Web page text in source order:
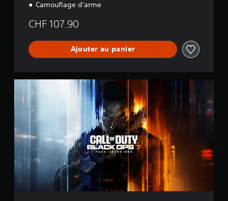
Camouflage d'arme
CHF 107.90
Ajouter au panier
o
s
G
e
n